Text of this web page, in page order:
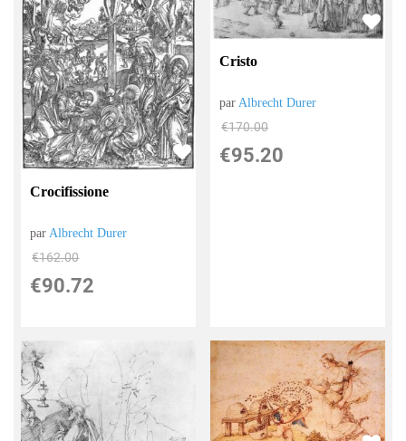
Crocifissione
parAlbrecht Durer
€162.00
€90.72
Cristo
par Albrecht Durer
€170.00
€95.20